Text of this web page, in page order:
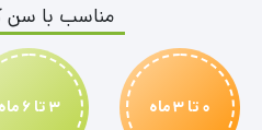
مناسب با
0 تا 3 ماه 3 تا 6 ماه